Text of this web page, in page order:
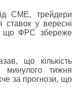
CME, трейдери
ставок у вересні
що ФРС збереже
що кількість
минулого тижня
за прогнози, що